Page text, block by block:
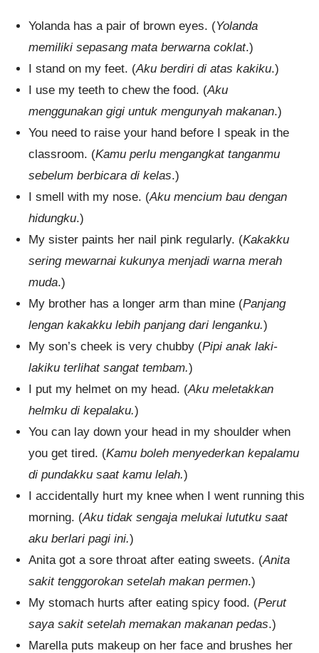
Yolanda has a pair of brown eyes. (Yolanda
memiliki sepasang mata berwarna coklat.)
I stand on my feet. (Aku berdiri di atas kakiku.)
I use my teeth to chew the food. (Aku
menggunakan gigi untuk mengunyah makanan.)
You need to raise your hand before I speak in the
classroom. (Kamu perlu mengangkat tanganmu
sebelum berbicara di kelas.)
I smell with my nose. (Aku mencium bau dengan
hidungku.)
My sister paints her nail pink regularly. (Kakakku
sering mewarnai kukunya menjadi warna merah
muda.)
My brother has a longer arm than mine (Panjang
lengan kakakku lebih panjang dari lenganku.)
My son’s cheek is very chubby (Pipi anak laki-
lakiku terlihat sangat tembam.)
I put my helmet on my head. (Aku meletakkan
helmku di kepalaku.)
You can lay down your head in my shoulder when
you get tired. (Kamu boleh menyederkan kepalamu
di pundakku saat kamu lelah.)
I accidentally hurt my knee when I went running this
morning. (Aku tidak sengaja melukai lututku saat
aku berlari pagi ini.)
Anita got a sore throat after eating sweets. (Anita
sakit tenggorokan setelah makan permen.)
My stomach hurts after eating spicy food. (Perut
saya sakit setelah memakan makanan pedas.)
Marella puts makeup on her face and brushes her